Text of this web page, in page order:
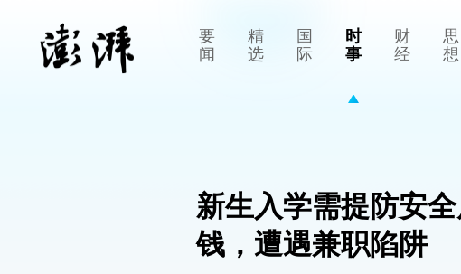
要
闻
精
选
国
际
时
事
财
经
思
想
新生入学需提防安
钱，遭遇兼职陷阱